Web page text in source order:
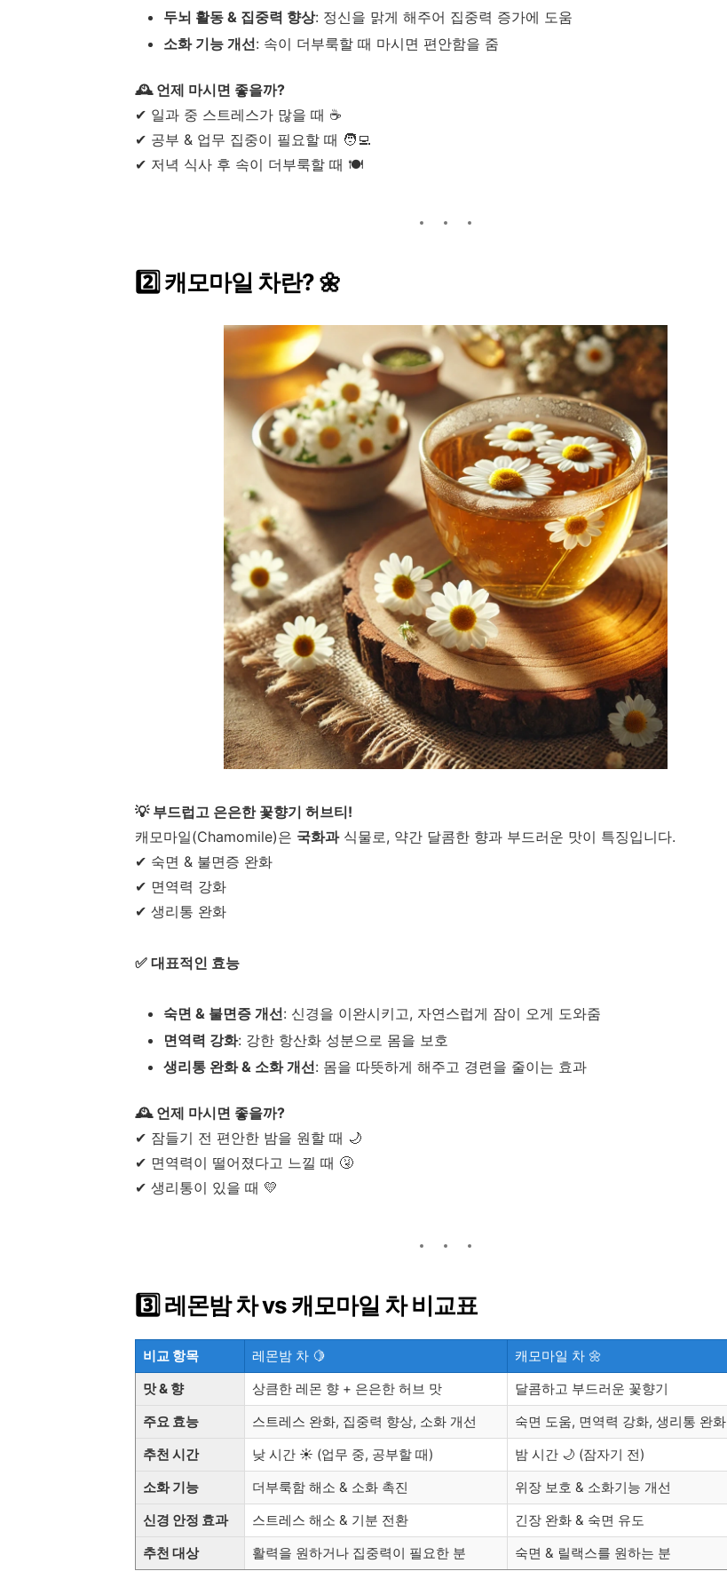
두뇌 활동 & 집중력 향상: 정신을 맑게 해주어 집중력 증가에 도움
소화 기능 개선: 속이 더부룩할 때 마시면 편안함을 줌
🕰️ 언제 마시면 좋을까?
✔ 일과 중 스트레스가 많을 때 ☕
✔ 공부 & 업무 집중이 필요할 때 🧑‍💻
✔ 저녁 식사 후 속이 더부룩할 때 🍽
2️⃣ 캐모마일 차란? 🌼
💡 부드럽고 은은한 꽃향기 허브티!
캐모마일(Chamomile)은 국화과식물로, 약간 달콤한 향과 부드러운 맛이 특징입니다.
✔ 숙면 & 불면증 완화
✔ 면역력 강화
✔ 생리통 완화
✅ 대표적인 효능
숙면 & 불면증 개선: 신경을 이완시키고, 자연스럽게 잠이 오게 도와줌
면역력 강화: 강한 항산화 성분으로 몸을 보호
생리통 완화 & 소화 개선: 몸을 따뜻하게 해주고 경련을 줄이는 효과
🕰️ 언제 마시면 좋을까?
✔ 잠들기 전 편안한 밤을 원할 때 🌙
✔ 면역력이 떨어졌다고 느낄 때 🤧
✔ 생리통이 있을 때 💛
3️⃣ 레몬밤 차 vs 캐모마일 차 비교표
비교 항목 레몬밤 차 🍋
캐모마일 차 🌼
맛 & 향
상큼한 레몬 향 + 은은한 허브 맛
달콤하고 부드러운 꽃향기
주요 효능
스트레스 완화, 집중력 향상, 소화 개선
숙면 도움, 면역력 강화, 생리통 완화
추천 시간
낮 시간 ☀️ (업무 중, 공부할 때)
밤 시간 🌙 (잠자기 전)
소화 기능
더부룩함 해소 & 소화 촉진
위장 보호 & 소화기능 개선
신경 안정 효과
스트레스 해소 & 기분 전환
긴장 완화 & 숙면 유도
추천 대상
활력을 원하거나 집중력이 필요한 분 숙면 & 릴랙스를 원하는 분